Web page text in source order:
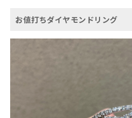
お値打ちダイヤモンドリング